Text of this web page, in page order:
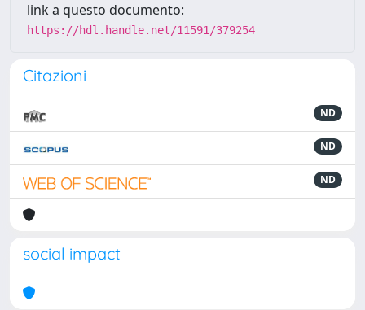
link a questo documento:
https://hdl.handle.net/11591/379254
Citazioni
ND
ND
ND
social impact